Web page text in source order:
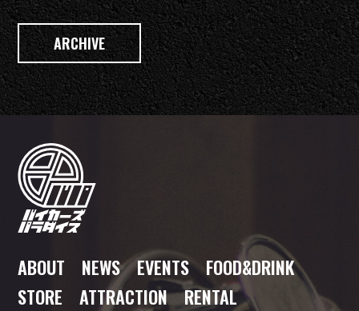
ARCHIVE
ABOUT NEWS EVENTS FOOD&DRINK
STORE
ATTRACTION
RENTAL